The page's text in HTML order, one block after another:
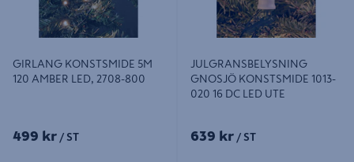
GIRLANG KONSTSMIDE 5M
120 AMBER LED, 2708-800
499 kr / ST
JULGRANSBELYSNING
GNOSJÖ KONSTSMIDE 1013-
020 16 DC LED UTE
639 kr / ST